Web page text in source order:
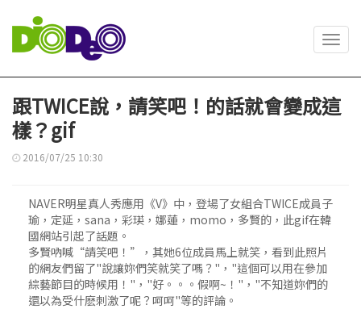
跟TWICE說，請笑吧！的話就會變成這
樣？gif
2016/07/25 10:30
NAVER明星真人秀應用《V》中，登場了女組合TWICE成員子
瑜，定延，sana，彩瑛，娜蓮，momo，多賢的，此gif在韓
國網站引起了話題。
多賢吶喊“請笑吧！”，其她6位成員馬上就笑，看到此照片
的網友們留了"說讓妳們笑就笑了嗎？"，"這個可以用在參加
綜藝節目的時候用！"，"好。。。假啊~！"，"不知道妳們的
還以為受什麽刺激了呢？呵呵"等的評論。